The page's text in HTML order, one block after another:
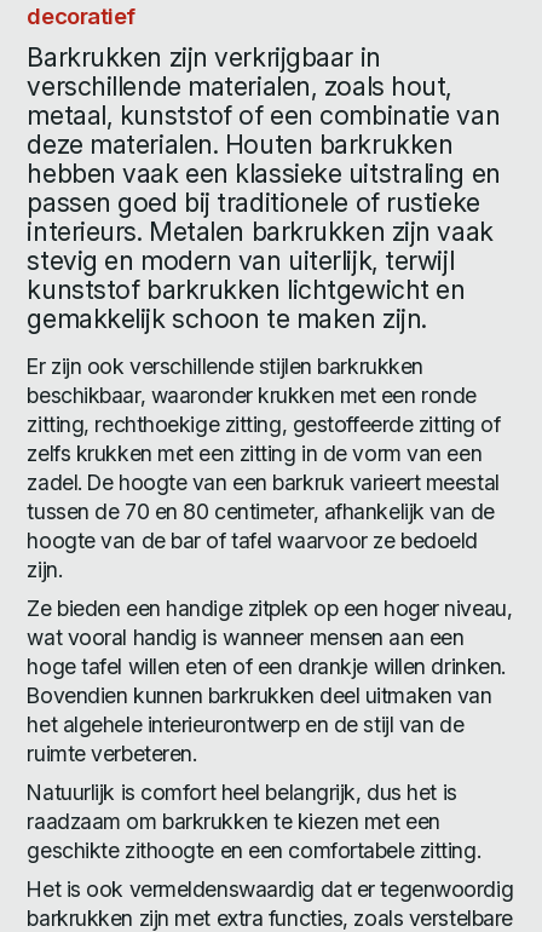
decoratief
Barkrukken zijn verkrijgbaar in
verschillende materialen, zoals hout,
metaal, kunststof of een combinatie van
deze materialen. Houten barkrukken
hebben vaak een klassieke uitstraling en
passen goed bij traditionele of rustieke
interieurs. Metalen barkrukken zijn vaak
stevig en modern van uiterlijk, terwijl
kunststof barkrukken lichtgewicht en
gemakkelijk schoon te maken zijn.
Er zijn ook verschillende stijlen barkrukken
beschikbaar, waaronder krukken met een ronde
zitting, rechthoekige zitting, gestoffeerde zitting of
zelfs krukken met een zitting in de vorm van een
zadel. De hoogte van een barkruk varieert meestal
tussen de 70 en 80 centimeter, afhankelijk van de
hoogte van de bar of tafel waarvoor ze bedoeld
zijn.
Ze bieden een handige zitplek op een hoger niveau,
wat vooral handig is wanneer mensen aan een
hoge tafel willen eten of een drankje willen drinken.
Bovendien kunnen barkrukken deel uitmaken van
het algehele interieurontwerp en de stijl van de
ruimte verbeteren.
Natuurlijk is comfort heel belangrijk, dus het is
raadzaam om barkrukken te kiezen met een
geschikte zithoogte en een comfortabele zitting.
Het is ook vermeldenswaardig dat er tegenwoordig
barkrukken zijn met extra functies, zoals verstelbare